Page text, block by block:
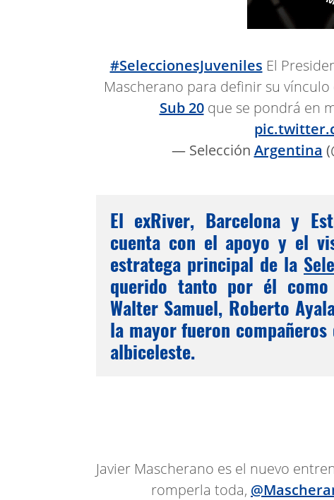
#SeleccionesJuveniles El
Mascherano para definir su
Sub 20que se pondrá en
— Selección Argentina
El exRiver, Barcelona y
cuenta con el apoyo y el
estratega principal de la
querido tanto por él
Walter Samuel, Roberto
la mayor fueron
albiceleste.
Javier Mascherano es el nuevo
romperla toda,